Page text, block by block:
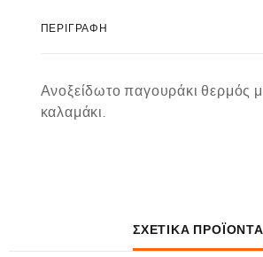
ΠΕΡΙΓΡΑΦΉ
Ανοξείδωτο παγουράκι θερμός
καλαμάκι.
ΣΧΕΤΙΚΆ ΠΡΟΪΌΝΤΑ